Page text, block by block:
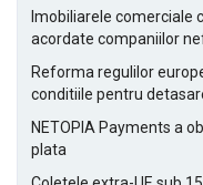
Imobiliarele comerciale
acordate companiilor
Reforma regulilor
conditiile pentru
NETOPIA Payments a
plata